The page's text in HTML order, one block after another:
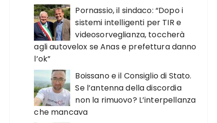
Pornassio, il sindaco: “Dopo i
sistemi intelligenti per TIR e
videosorveglianza, toccherà
agli autovelox se Anas e prefettura danno
l’ok”
Boissano e il Consiglio di Stato.
Se l’antenna della discordia
non la rimuovo? L’interpellanza
che mancava